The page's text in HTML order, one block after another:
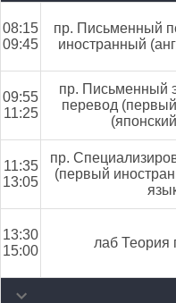
08:15
09:45
пр. Письменный
иностранный
09:55
11:25
пр. Письменный
перевод
11:35
13:05
пр.
(первый
13:30
15:00
лаб Теория